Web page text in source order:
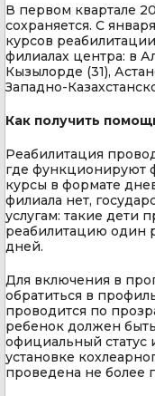
В первом квартале
сохраняется. С
курсов
филиалах центра: в
Кызылорде (31),
Западно-
Как получить
Реабилитация
где функционируют
курсы в формате
филиала нет,
услугам: такие дети
реабилитацию один
дней.
Для включения в
обратиться в
проводится по
ребенок должен быть
официальный статус
установке
проведена не более